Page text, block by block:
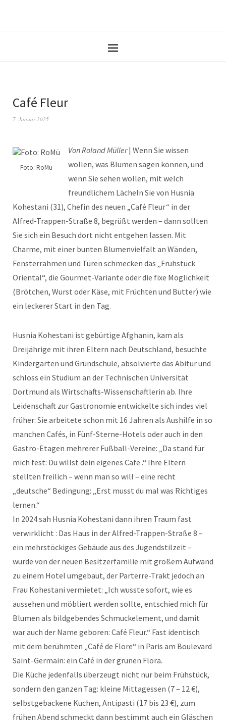
Café Fleur
7. Januar 2025
Foto: RoMü
Von Roland Müller| Wenn Sie wissen
wollen, was Blumen sagen können, und
wenn Sie sehen wollen, mit welch
freundlichem Lächeln Sie von Husnia
Kohestani (31), Chefin des neuen „Café Fleur“ in der
Alfred-Trappen-Straße 8, begrüßt werden – dann sollten
Sie sich ein Besuch dort nicht entgehen lassen. Mit
Charme, mit einer bunten Blumenvielfalt an Wänden,
Fensterrahmen und Türen schmecken das „Frühstück
Oriental“, die Gourmet-Variante oder die fixe Möglichkeit
(Brötchen, Wurst oder Käse, mit Früchten und Butter) wie
ein leckerer Start in den Tag.
Husnia Kohestani ist gebürtige Afghanin, kam als
Dreijährige mit ihren Eltern nach Deutschland, besuchte
Kindergarten und Grundschule, absolvierte das Abitur und
schloss ein Studium an der Technischen Universität
Dortmund als Wirtschafts-Wissenschaftlerin ab. Ihre
Leidenschaft zur Gastronomie entwickelte sich indes viel
früher: Sie arbeitete schon mit 16 Jahren als Aushilfe in so
manchen Cafés, in Fünf-Sterne-Hotels oder auch in den
Gastro-Etagen mehrerer Fußball-Vereine: „Da stand für
mich fest: Du willst dein eigenes Cafe .“ Ihre Eltern
stellten freilich – wenn man so will – eine recht
„deutsche“ Bedingung: „Erst musst du mal was Richtiges
lernen.“
In 2024 sah Husnia Kohestani dann ihren Traum fast
verwirklicht : Das Haus in der Alfred-Trappen-Straße 8 –
ein mehrstöckiges Gebäude aus des Jugendstilzeit –
wurde von der neuen Besitzerfamilie mit großem Aufwand
zu einem Hotel umgebaut, der Parterre-Trakt jedoch an
Frau Kohestani vermietet: „Ich wusste sofort, wie es
aussehen und möbliert werden sollte, entschied mich für
Blumen als bildgebendes Schmuckelement, und damit
war auch der Name geboren: Café Fleur.“ Fast identisch
mit dem berühmten „Café de Flore“ in Paris am Boulevard
Saint-Germain: ein Café in der grünen Flora.
Die Küche jedenfalls überzeugt nicht nur beim Frühstück,
sondern den ganzen Tag: kleine Mittagessen (7 – 12 €),
selbstgebackene Kuchen, Antipasti (17 bis 23 €), zum
frühen Abend schmeckt dann bestimmt auch ein Gläschen